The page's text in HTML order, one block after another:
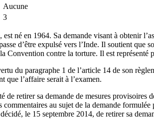
Aucune
3
né en 1964. Sa demande visant à obtenir
d’être expulsé vers l’Inde. Il soutient que
Convention contre la torture. Il est représenté
du paragraphe 1 de l’article 14 de son
que l’affaire serait à l’examen.
retirer sa demande de mesures provisoires
commentaires au sujet de la demande
le 15 septembre 2014, de retirer sa